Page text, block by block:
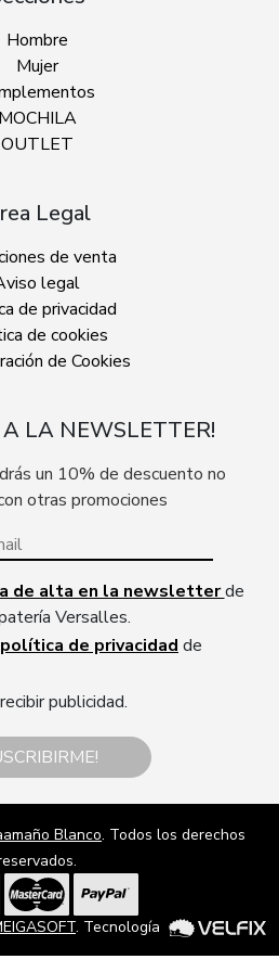
Hombre
Mujer
MOCHILA
OUTLET
Legal
de venta
legal
de privacidad
de cookies
de Cookies
A LA NEWSLETTER!
un 10% de descuento no
otras promociones
de alta en la newsletterde
Versalles.
política de privacidad de
publicidad.
Blanco. Todos los derechos
. Tecnología